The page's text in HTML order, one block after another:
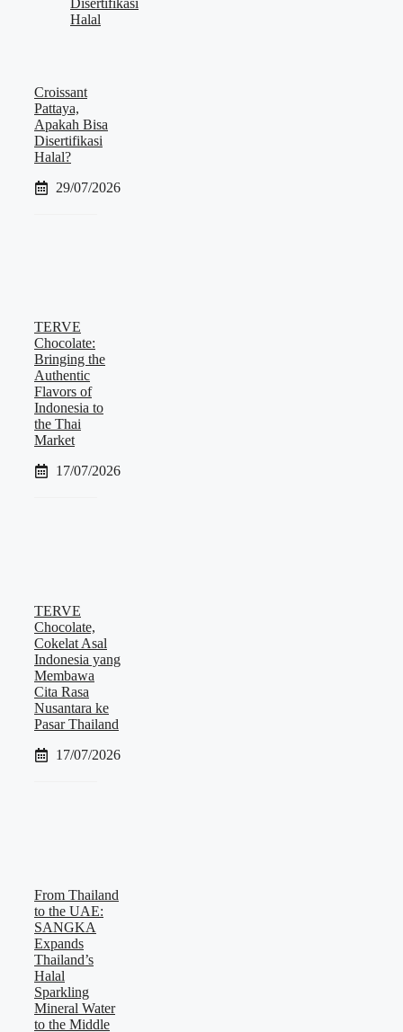
Croissant
Pattaya,
Apakah Bisa
Disertifikasi
Halal?
29/07/2026
TERVE
Chocolate:
Bringing the
Authentic
Flavors of
Indonesia to
the Thai
Market
17/07/2026
TERVE
Chocolate,
Cokelat Asal
Indonesia yang
Membawa
Cita Rasa
Nusantara ke
Pasar Thailand
17/07/2026
From Thailand
to the UAE:
SANGKA
Expands
Thailand’s
Halal
Sparkling
Mineral Water
to the Middle